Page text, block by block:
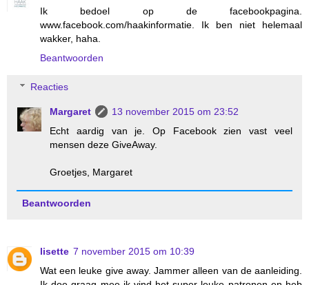
Ik bedoel op de facebookpagina.
www.facebook.com/haakinformatie. Ik ben niet helemaal
wakker, haha.
Beantwoorden
Reacties
Margaret
13 november 2015 om 23:52
Echt aardig van je. Op Facebook zien vast veel
mensen deze GiveAway.
Groetjes, Margaret
Beantwoorden
lisette 7 november 2015 om 10:39
Wat een leuke give away. Jammer alleen van de aanleiding.